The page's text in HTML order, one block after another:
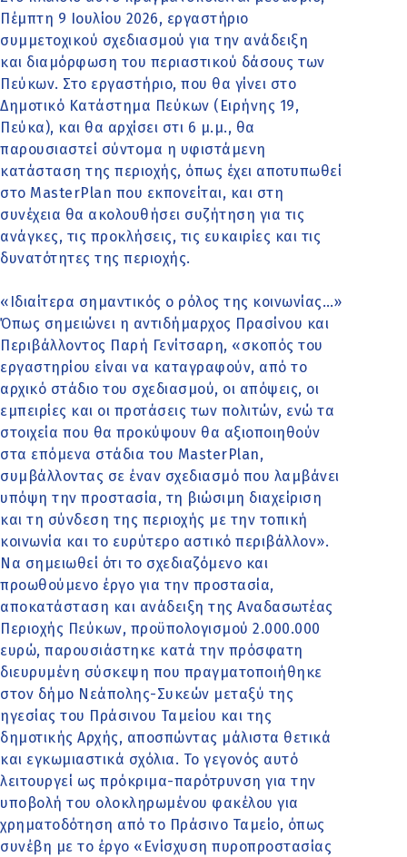
Πέμπτη 9 Ιουλίου 2026, εργαστήριο
συμμετοχικού σχεδιασμού για την ανάδειξη
και διαμόρφωση του περιαστικού δάσους των
Πεύκων. Στο εργαστήριο, που θα γίνει στο
Δημοτικό Κατάστημα Πεύκων (Ειρήνης 19,
Πεύκα), και θα αρχίσει στι 6 μ.μ., θα
παρουσιαστεί σύντομα η υφιστάμενη
κατάσταση της περιοχής, όπως έχει αποτυπωθεί
στο MasterPlan που εκπονείται, και στη
συνέχεια θα ακολουθήσει συζήτηση για τις
ανάγκες, τις προκλήσεις, τις ευκαιρίες και τις
δυνατότητες της περιοχής.
«Ιδιαίτερα σημαντικός ο ρόλος της κοινωνίας…»
Όπως σημειώνει η αντιδήμαρχος Πρασίνου και
Περιβάλλοντος Παρή Γενίτσαρη, «σκοπός του
εργαστηρίου είναι να καταγραφούν, από το
αρχικό στάδιο του σχεδιασμού, οι απόψεις, οι
εμπειρίες και οι προτάσεις των πολιτών, ενώ τα
στοιχεία που θα προκύψουν θα αξιοποιηθούν
στα επόμενα στάδια του MasterPlan,
συμβάλλοντας σε έναν σχεδιασμό που λαμβάνει
υπόψη την προστασία, τη βιώσιμη διαχείριση
και τη σύνδεση της περιοχής με την τοπική
κοινωνία και το ευρύτερο αστικό περιβάλλον».
Να σημειωθεί ότι το σχεδιαζόμενο και
προωθούμενο έργο για την προστασία,
αποκατάσταση και ανάδειξη της Αναδασωτέας
Περιοχής Πεύκων, προϋπολογισμού 2.000.000
ευρώ, παρουσιάστηκε κατά την πρόσφατη
διευρυμένη σύσκεψη που πραγματοποιήθηκε
στον δήμο Νεάπολης-Συκεών μεταξύ της
ηγεσίας του Πράσινου Ταμείου και της
δημοτικής Αρχής, αποσπώντας μάλιστα θετικά
και εγκωμιαστικά σχόλια. Το γεγονός αυτό
λειτουργεί ως πρόκριμα-παρότρυνση για την
υποβολή του ολοκληρωμένου φακέλου για
χρηματοδότηση από το Πράσινο Ταμείο, όπως
συνέβη με το έργο «Ενίσχυση πυροπροστασίας